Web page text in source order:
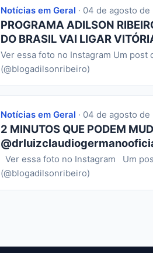
Notícias em Geral · 04 de agosto de
PROGRAMA ADILSON
DO BRASIL VAI LIGAR
Ver essa foto no Instagram Um post
(@blogadilsonribeiro)
Notícias em Geral · 04 de agosto de
2 MINUTOS QUE PODEM
Ver essa foto no Instagram Um
(@blogadilsonribeiro)